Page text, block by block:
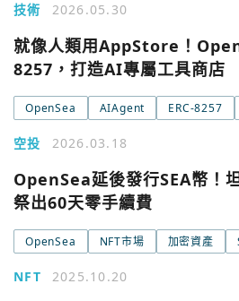
技術 2026.05.30
就像人類用AppStore！
8257，打造AI專屬工具商店
OpenSea AIAgent ERC-8257
空投 2026.03.18
OpenSea延後發行SEA幣！
祭出60天零手續費
OpenSea NFT市場 加密資產
NFT 2025.10.20